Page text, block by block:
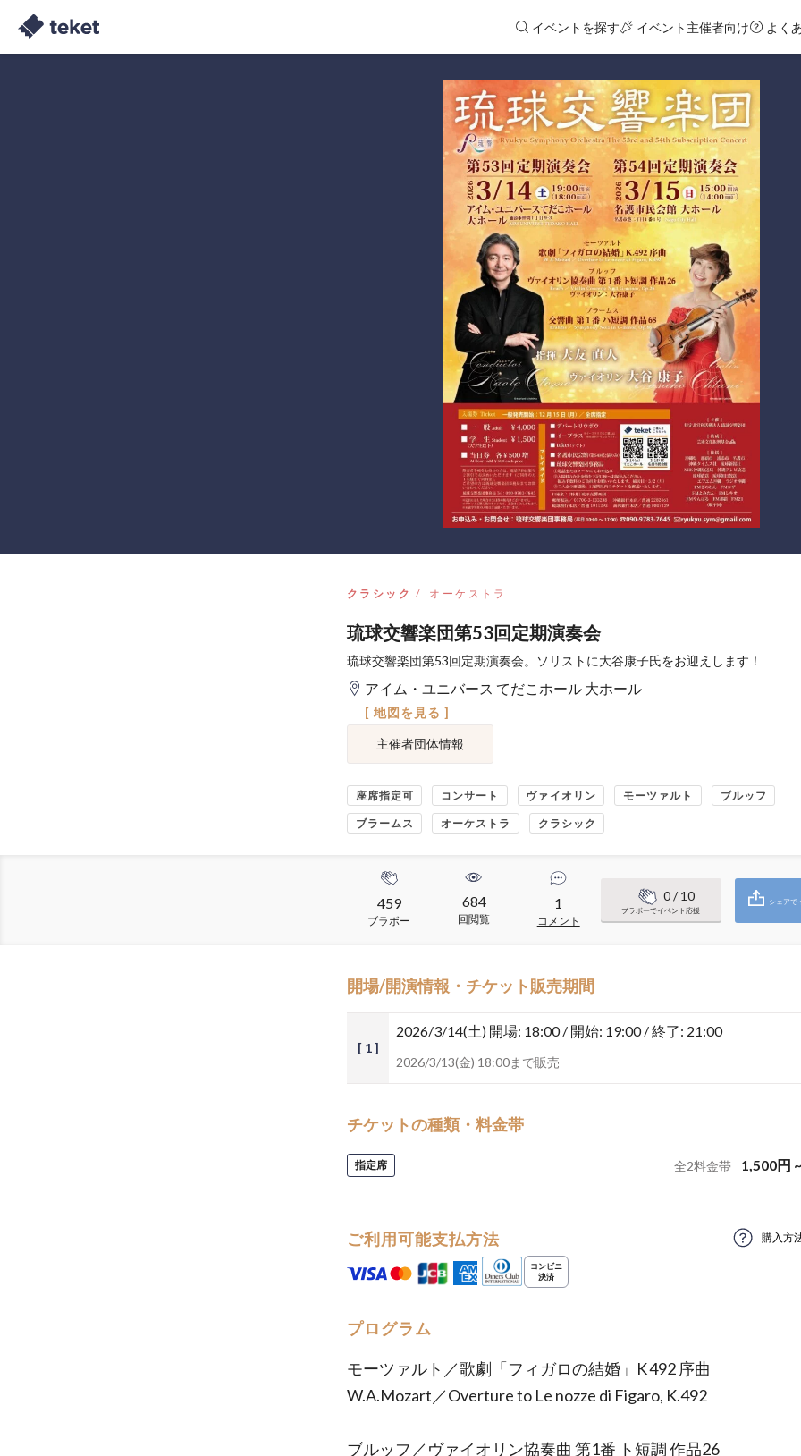
イベントを探す イベント主催者向け よく
クラシック オーケストラ
琉球交響楽団第53回定期演奏会
琉球交響楽団第53回定期演奏会。ソリストに大谷康子氏をお迎えします！
アイム・ユニバース てだこホール 大ホール
[ 地図を見る ]
主催者団体情報
座席指定可 コンサート ヴァイオリン モーツァルト ブルッフ
ブラームス オーケストラ クラシック
459
ブラボー
684
回閲覧
1
コメント
0/ 10
ブラボーでイベント応援
シェアで
開場/開演情報・チケット販売期間
[ 1 ]
2026/3/14(土) 開場: 18:00 / 開始: 19:00 / 終了: 21:00
2026/3/13(金) 18:00まで販売
チケットの種類・料金帯
指定席 全2料金帯 1,500円
ご利用可能支払方法 購入方
プログラム
モーツァルト／歌劇「フィガロの結婚」K 492 序曲
W.A.Mozart／Overture to Le nozze di Figaro, K.492
ブルッフ／ヴァイオリン協奏曲 第1番 ト短調 作品26